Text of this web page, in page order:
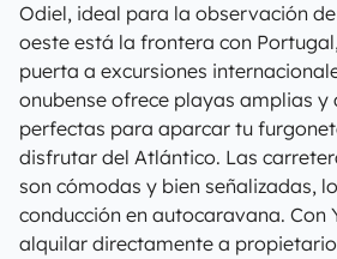
Odiel, ideal para la observación
oeste está la frontera con
puerta a excursiones
onubense ofrece playas amplias y
perfectas para aparcar tu
disfrutar del Atlántico. Las
son cómodas y bien señalizadas,
conducción en autocaravana. Con
alquilar directamente a